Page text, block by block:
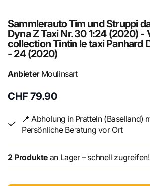
Maßstab 1:24.
Nr. 30das Panhard Dyna Z Taxi aus dem
Bord
Voiture de collection officielle en résine
Anglais.
Echelle 1:24.
No. 30 le taxi Panhard Dyna Z de
Sammlerauto Tim und Struppi
Dyna Z Taxi Nr. 30 1:24 (2020) -
collection Tintin le taxi Panhard
- 24 (2020)
AnbieterMoulinsart
CHF 79.90
📍 Abholung in Pratteln (Baselland)
Persönliche Beratung vor Ort
2 Produkte an Lager – schnell zugreifen!